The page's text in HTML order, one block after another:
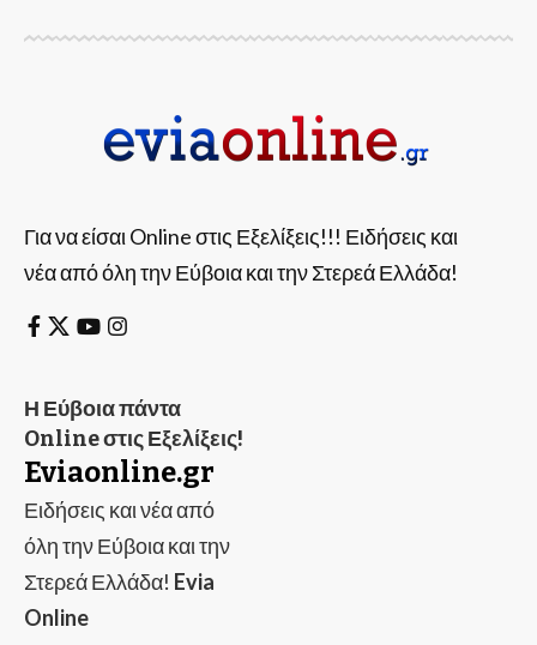
Για να είσαι Online στις Εξελίξεις!!! Ειδήσεις και
νέα από όλη την Εύβοια και την Στερεά Ελλάδα!
Η Εύβοια πάντα
Online στις Εξελίξεις!
Eviaonline.gr
Ειδήσεις και νέα από
όλη την Εύβοια και την
Στερεά Ελλάδα! Evia
Online